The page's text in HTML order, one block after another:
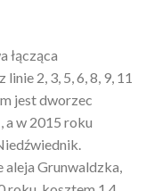
łącząca
2, 3, 5, 6, 8, 9, 11
jest dworzec
a w 2015 roku
aleja Grunwaldzka,